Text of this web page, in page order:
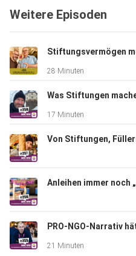
Damm zitierte
wurde im
Gespräch überdeutlich:
Deutschlands DNA,
wer sich heute die deutsche
wegdenkt, hat aus
Weitere Episoden
28 Minuten
Was Stiftungen
17 Minuten
Anleihen immer noch
PRO-NGO-Narrativ
21 Minuten